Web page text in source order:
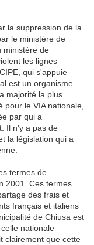
la suppression de la
le ministère de
ministère de
les lignes
qui s'appuie
est un organisme
majorité la plus
pour le VIA nationale,
par qui a
Il n'y a pas de
la législation qui a
termes de
2001. Ces termes
des frais et
français et italiens
de Chiusa est
nationale
clairement que cette